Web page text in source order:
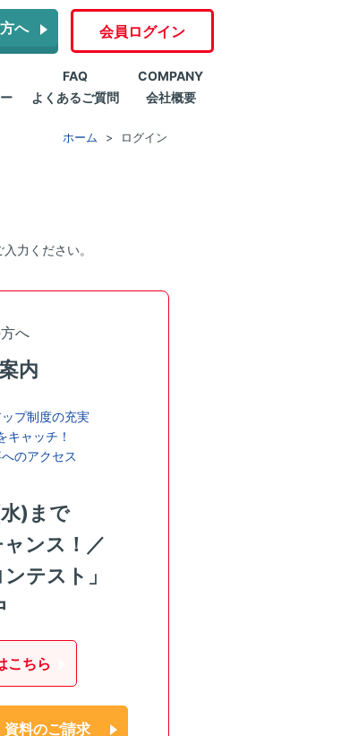
へ 会員ログイン
FAQ
よくあるご質問
COMPANY
会社概要
ホーム ログイン
力ください。
へ
内
プ制度の充実
キャッチ！
のアクセス
)まで
ンス！／
テスト」
こちら
資料のご請求